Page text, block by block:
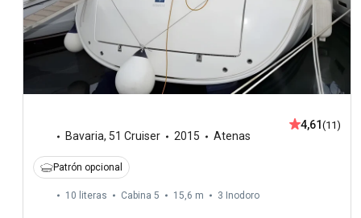
Bavaria, 51 Cruiser 2015 Atenas
4,61 (11)
Patrón opcional
10 literas Cabina 5 15,6 m 3 Inodoro